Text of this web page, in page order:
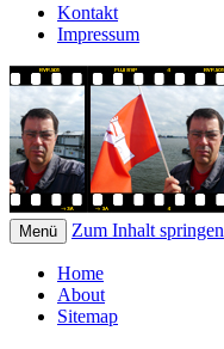
Kontakt
Impressum
Menü Zum Inhalt springen
Home
About
Sitemap